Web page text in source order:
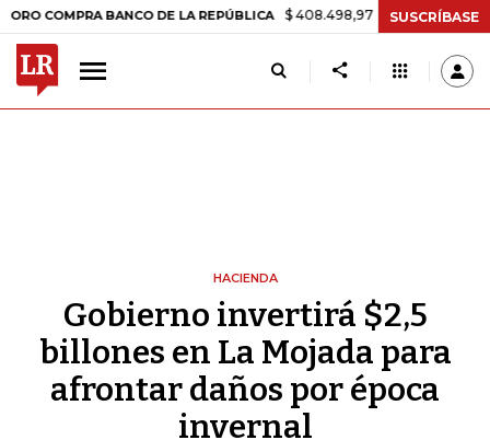
BANCO DE LA REPÚBLICA $ 408.498,97 +$ 8.753,81 +2,19%
SUSCRÍBASE
HACIENDA
Gobierno invertirá $2,5
billones en La Mojada para
afrontar daños por época
invernal